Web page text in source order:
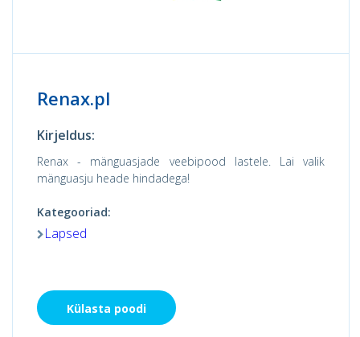
Renax.pl
Kirjeldus:
Renax - mänguasjade veebipood lastele. Lai valik
mänguasju heade hindadega!
Kategooriad:
Lapsed
Külasta poodi